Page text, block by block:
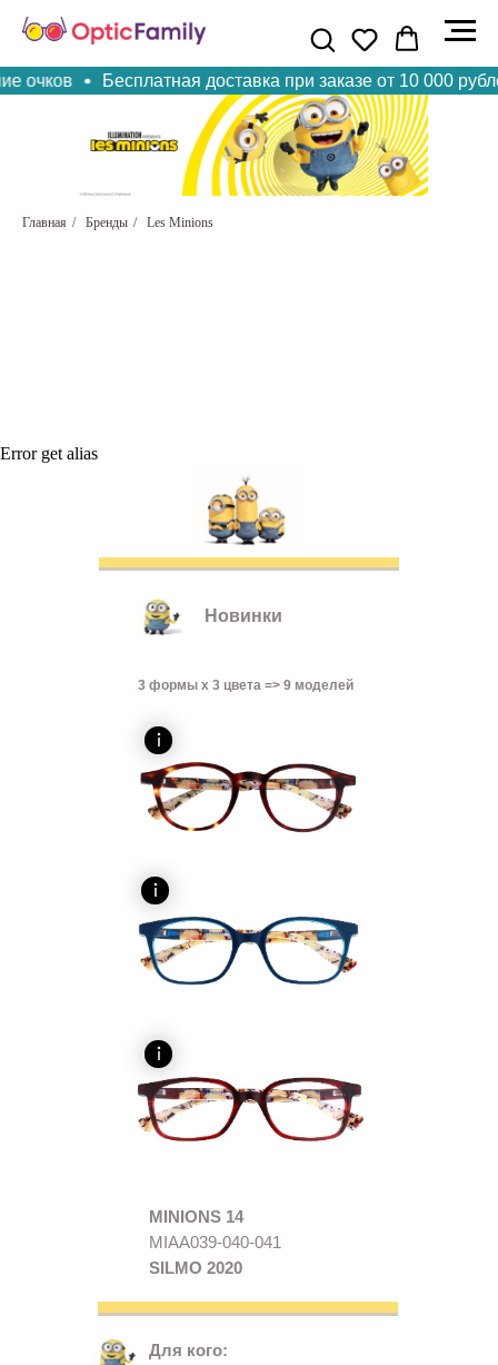
Бесплатная доставка при заказе от 10 000
Главная / Бренды / Les Minions
Error get alias
MINIONS 14
MIAA039-040-041
SILMO 2020
Для кого:
Новинки
3 формы x 3 цвета => 9 моделей